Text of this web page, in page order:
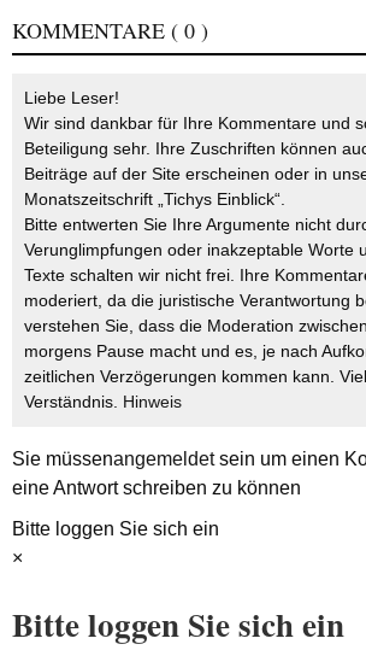
KOMMENTARE ( 0 )
Liebe Leser!
Wir sind dankbar für Ihre Kommentare und
Beteiligung sehr. Ihre Zuschriften können
Beiträge auf der Site erscheinen oder in
Monatszeitschrift „Tichys Einblick“.
Bitte entwerten Sie Ihre Argumente nicht
Verunglimpfungen oder inakzeptable Worte
Texte schalten wir nicht frei. Ihre
moderiert, da die juristische Verantwortung
verstehen Sie, dass die Moderation
morgens Pause macht und es, je nach
zeitlichen Verzögerungen kommen kann.
Verständnis. Hinweis
Sie müssenangemeldetsein um einen
eine Antwort schreiben zu können
Bitte loggen Sie sich ein
×
Bitte loggen Sie sich ein